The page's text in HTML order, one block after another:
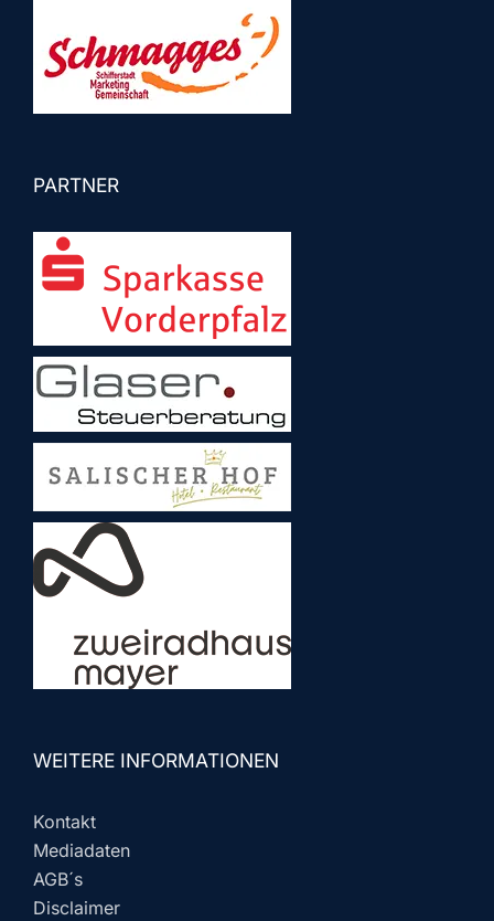
PARTNER
WEITERE INFORMATIONEN
Kontakt
Mediadaten
AGB´s
Disclaimer